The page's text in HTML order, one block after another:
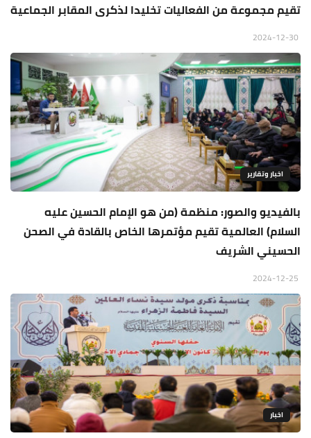
تقيم مجموعة من الفعاليات تخليدا لذكرى المقابر الجماعية
اخبار وتقارير
بالفيديو والصور: منظمة (من هو الإمام الحسين عليه
السلام) العالمية تقيم مؤتمرها الخاص بالقادة في الصحن
الحسيني الشريف
اخبار